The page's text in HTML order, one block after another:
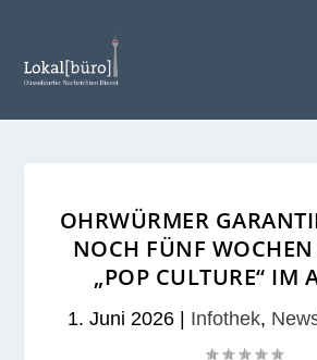
OHRWÜRMER
NOCH FÜNF
„POP CULTURE“ IM
1. Juni 2026 Infothek,